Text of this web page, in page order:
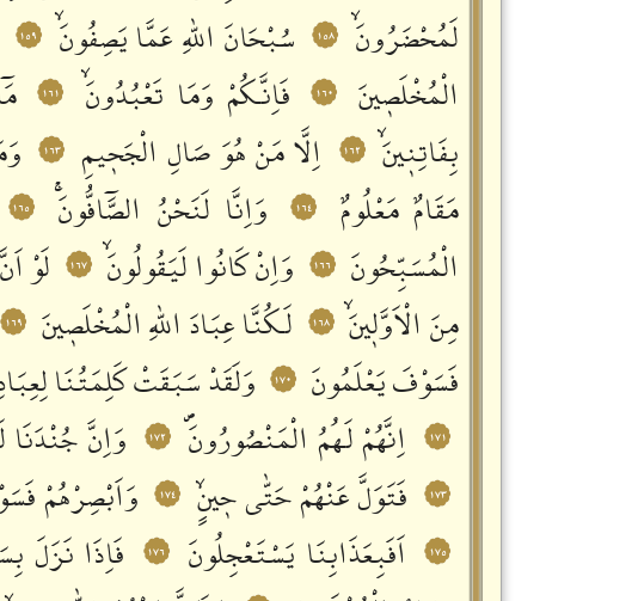
لَمُحْضَرُونَۙ
١٥٨ سُبْحَانَ اللّٰهِ عَمَّا يَصِفُونَۙ ١٥٩
الْمُخْلَصٖينَ
١٦٠ فَاِنَّكُمْ وَمَا تَعْبُدُونَۙ ١٦١
بِفَاتِنٖينَۙ
١٦٢ اِلَّا مَنْ هُوَ صَالِ الْجَحٖيمِ ١٦٣
مَقَامٌ مَعْلُومٌ
١٦٤ وَاِنَّا لَنَحْنُ الصَّٓافُّونَۚ ١٦٥
الْمُسَبِّحُونَ
١٦٦ وَاِنْ كَانُوا لَيَقُولُونَۙ ١٦٧
لَوْ
مِنَ الْاَوَّلٖينَۙ ١٦٨ لَكُنَّا عِبَادَ اللّٰهِ الْمُخْلَصٖينَ ١٦٩
فَسَوْفَ يَعْلَمُونَ ١٧٠ وَلَقَدْ سَبَقَتْ كَلِمَتُنَا
١٧١ اِنَّهُمْ لَهُمُ الْمَنْصُورُونَࣕ ١٧٢ وَاِنَّ جُنْدَنَا
١٧٣ فَتَوَلَّ عَنْهُمْ حَتّٰى حٖينٍۙ ١٧٤ وَاَبْصِرْهُمْ
١٧٥ اَفَبِعَذَابِنَا يَسْتَعْجِلُونَ ١٧٦
فَاِذَا نَزَلَ